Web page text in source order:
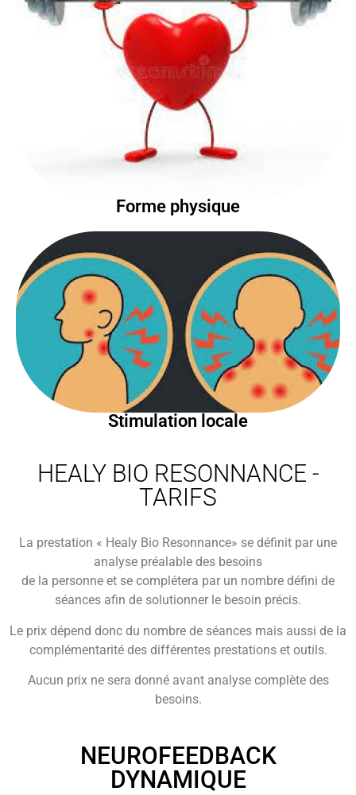
Forme physique
Stimulation locale
HEALY BIO RESONNANCE -
TARIFS
La prestation « Healy Bio Resonnance» se définit par une
analyse préalable des besoins
de la personne et se complétera par un nombre défini de
séances afin de solutionner le besoin précis.
Le prix dépend donc du nombre de séances mais aussi de la
complémentarité des différentes prestations et outils.
Aucun prix ne sera donné avant analyse complète des
besoins.
NEUROFEEDBACK
DYNAMIQUE